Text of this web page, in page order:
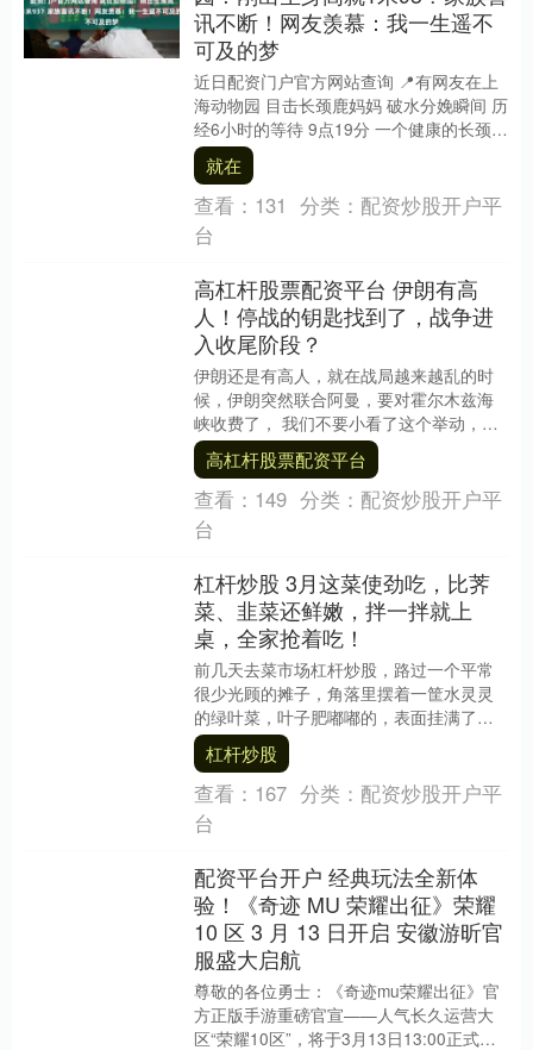
讯不断！网友羡慕：我一生遥不
可及的梦
近日配资门户官方网站查询 📍有网友在上
海动物园 目击长颈鹿妈妈 破水分娩瞬间 历
经6小时的等待 9点19分 一个健康的长颈鹿
男宝宝诞生 3月29日一早 兽医团队....
就在
查看： 131 分类： 配资炒股开户平
台
高杠杆股票配资平台 伊朗有高
人！停战的钥匙找到了，战争进
入收尾阶段？
伊朗还是有高人，就在战局越来越乱的时
候，伊朗突然联合阿曼，要对霍尔木兹海
峡收费了， 我们不要小看了这个举动，也
不要被特朗普的瞎咧咧忽悠了，当伊朗祭
出这一招时，就....
高杠杆股票配资平台
查看： 149 分类： 配资炒股开户平
台
杠杆炒股 3月这菜使劲吃，比荠
菜、韭菜还鲜嫩，拌一拌就上
桌，全家抢着吃！
前几天去菜市场杠杆炒股，路过一个平常
很少光顾的摊子，角落里摆着一筐水灵灵
的绿叶菜，叶子肥嘟嘟的，表面挂满了亮
晶晶的水珠，在阳光下闪着光。我凑近一
看，这不是冰草嘛....
杠杆炒股
查看： 167 分类： 配资炒股开户平
台
配资平台开户 经典玩法全新体
验！《奇迹 MU 荣耀出征》荣耀
10 区 3 月 13 日开启 安徽游昕官
服盛大启航
尊敬的各位勇士：《奇迹mu荣耀出征》官
方正版手游重磅官宣——人气长久运营大
区“荣耀10区”，将于3月13日13:00正式盛